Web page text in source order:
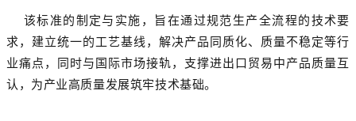
该标准的制定与实施，旨在通过规范生产全流程的技术要
求，建立统一的工艺基线，解决产品同质化、质量不稳定等行
业痛点，同时与国际市场接轨，支撑进出口贸易中产品质量互
认，为产业高质量发展筑牢技术基础。